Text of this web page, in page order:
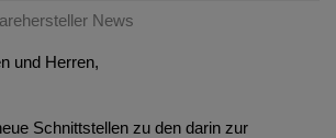
News
und Herren,
Schnittstellen zu den darin zur